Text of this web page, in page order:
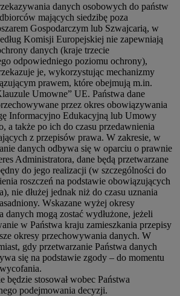
danych osobowych do państw
mających siedzibę poza
Gospodarczym lub Szwajcarią, w
Komisji Europejskiej nie zapewniają
danych (kraje trzecie
odpowiedniego poziomu ochrony),
je, wykorzystując mechanizmy
prawem, które obejmują m.in.
Umowne” UE. Państwa dane
przez okres obowiązywania
Informacyjno Edukacyjną lub Umowy
a także po ich do czasu przedawnienia
z przepisów prawa. W zakresie, w
danych odbywa się w oparciu o prawnie
Administratora, dane będą przetwarzane
do jego realizacji (w szczególności do
roszczeń na podstawie obowiązujących
nie dłużej jednak niż do czasu uznania
Wskazane wyżej okresy
danych mogą zostać wydłużone, jeżeli
w Państwa kraju zamieszkania przepisy
okresy przechowywania danych. W
gdy przetwarzanie Państwa danych
się na podstawie zgody – do momentu
będzie stosował wobec Państwa
podejmowania decyzji.